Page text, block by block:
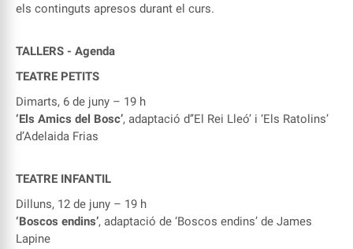
els continguts apresos durant el curs.
TALLERS - Agenda
TEATRE PETITS
Dimarts, 6 de juny – 19 h
‘Els Amics del Bosc’, adaptació d’’El Rei Lleó’ i ‘Els Ratolins’
d’Adelaida Frias
TEATRE INFANTIL
Dilluns, 12 de juny – 19 h
‘Boscos endins’, adaptació de ‘Boscos endins’ de James
Lapine